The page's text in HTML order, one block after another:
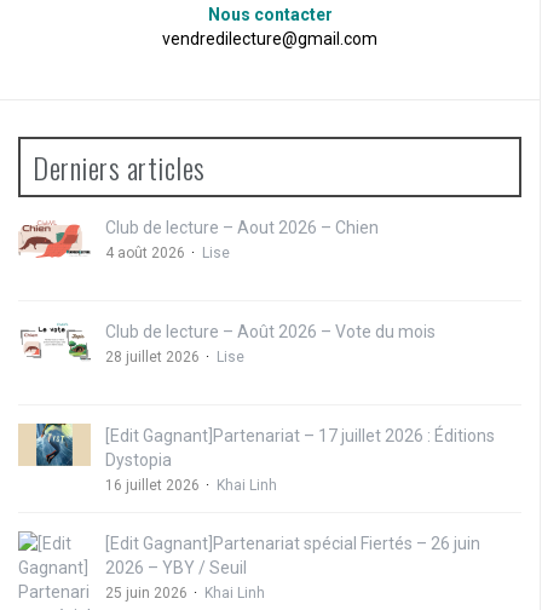
Nous contacter
vendredilecture@gmail.com
Derniers articles
Club de lecture – Aout 2026 – Chien
4 août 2026 Lise
Club de lecture – Août 2026 – Vote du mois
28 juillet 2026 Lise
[Edit Gagnant]Partenariat – 17 juillet 2026 : Éditions
Dystopia
16 juillet 2026 Khai Linh
[Edit Gagnant]Partenariat spécial Fiertés – 26 juin
2026 – YBY / Seuil
25 juin 2026 Khai Linh